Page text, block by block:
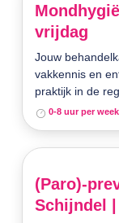
vrijdag
Jouw
vakkennis en
praktijk in de
0-8 uur per week
(Paro)-
Schijndel |